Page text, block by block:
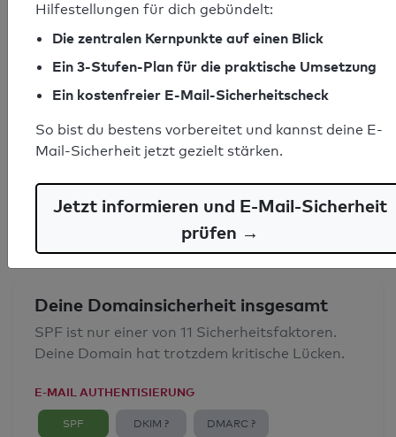
SPF-Check bestanden
Ihr SPF-Record Prüfergebnis
Syntaxprüfung: 0 Fehler
E-Mail-Spoofingschutz: Gut
Deine Domainsicherheit insgesamt
SPF ist nur einer von 11 Sicherheitsfaktoren.
Deine Domain hat trotzdem kritische Lücken.
E-MAIL AUTHENTISIERUNG
SPF DKIM ? DMARC ?
Hilfestellungen für dich gebündelt:
Die zentralen Kernpunkte auf einen Blick
Ein 3-Stufen-Plan für die praktische Umsetzung
Ein kostenfreier E-Mail-Sicherheitscheck
So bist du bestens vorbereitet und kannst deine E-
Mail-Sicherheit jetzt gezielt stärken.
Jetzt informieren und E-Mail-Sicherheit
prüfen →